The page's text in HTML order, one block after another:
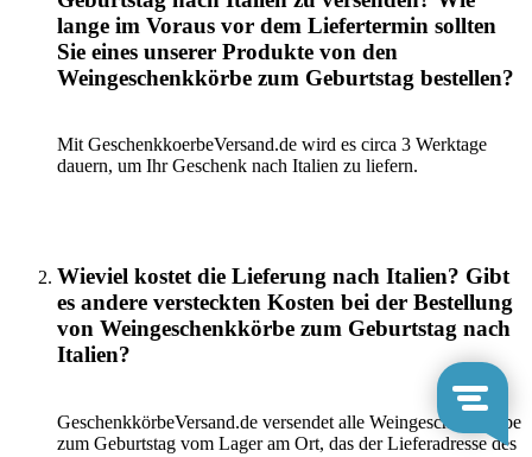
lange im Voraus vor dem Liefertermin sollten
Sie eines unserer Produkte von den
Weingeschenkkörbe zum Geburtstag bestellen?
Mit GeschenkkoerbeVersand.de wird es circa 3 Werktage
dauern, um Ihr Geschenk nach Italien zu liefern.
Wieviel kostet die Lieferung nach Italien? Gibt
es andere versteckten Kosten bei der Bestellung
von Weingeschenkkörbe zum Geburtstag nach
Italien?
GeschenkkörbeVersand.de versendet alle Weingeschenkkörbe
zum Geburtstag vom Lager am Ort, das der Lieferadresse des